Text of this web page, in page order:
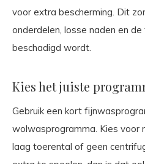
voor extra bescherming. Dit
onderdelen, losse naden en
beschadigd wordt.
Kies het juiste
Gebruik een kort
wolwasprogramma. Kies voor
laag toerental of geen